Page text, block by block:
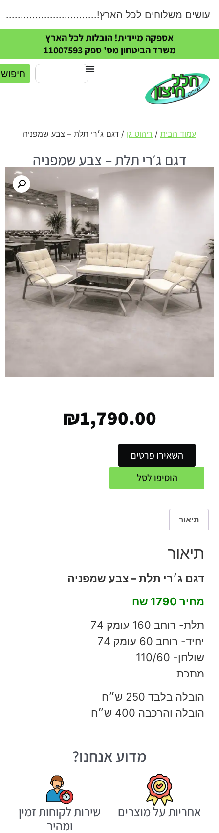
עושים משלוחים לכל
אספקה מיידית! הובלות לכל הארץ
משרד הביטחון מס' ספק 11007593
חיפוש
עמוד הבית/ריהוט גן/ דגם ג׳רי תלת – צבע שמפניה
₪1,790.00
השאירו פרטים
הוסיפו לסל
דגם ג׳רי תלת – צבע שמפניה
תיאור
תיאור
דגם ג׳רי תלת – צבע שמפניה
מחיר 1790 שח
תלת- רוחב 160 עומק 74
יחיד- רוחב 60 עומק 74
שולחן- 110/60
מתכת
הובלה בלבד 250 ש״ח
הובלה והרכבה 400 ש״ח
מדוע אנחנו?
אחריות על מוצרים
שירות לקוחות זמין
ומהיר